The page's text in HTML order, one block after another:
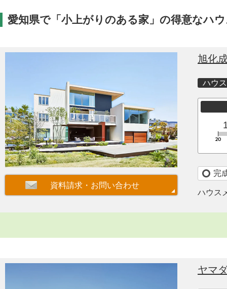
愛知県で「小上がりのある家」の得意なハ
旭化
ハウ
完
ハウス
ヤマ